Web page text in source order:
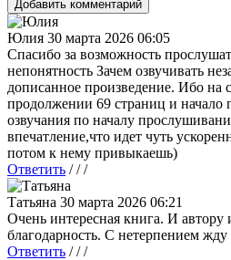
Добавить комментарий
Юлия 30 марта 2026 06:05
Спасибо за возможность
непонятность Зачем озвучивать
дописанное произведение. Ибо на
продолжении 69 страниц и начало
озвучания по началу
впечатление,что идет чуть
потом к нему привыкаешь)
Ответить / / /
Татьяна 30 марта 2026 06:21
Очень интересная книга. И автору
благодарность. С нетерпением
Ответить / / /